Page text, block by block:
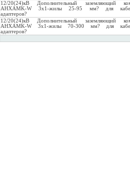
12/20(24)кВ Дополнительный заземляющий
AHXAMK-W 3x1-жилы 25-95 мм? для
адаптеров?
12/20(24)кВ Дополнительный заземляющий
AHXAMK-W 3x1-жилы 70-300 мм? для
адаптеров?